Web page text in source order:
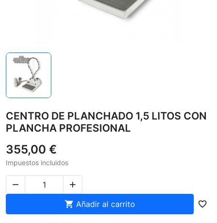
CENTRO DE PLANCHADO 1,5 LITOS CON
PLANCHA PROFESIONAL
355,00 €
Impuestos incluidos


 Añadir al carrito favorite_border